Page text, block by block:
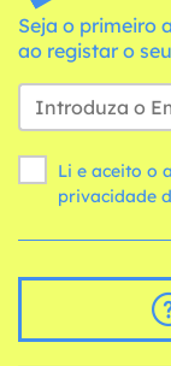
Seja o primeiro
ao registar o
Li e aceito o
privacidade